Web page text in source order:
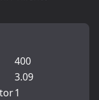
400
3.09
1